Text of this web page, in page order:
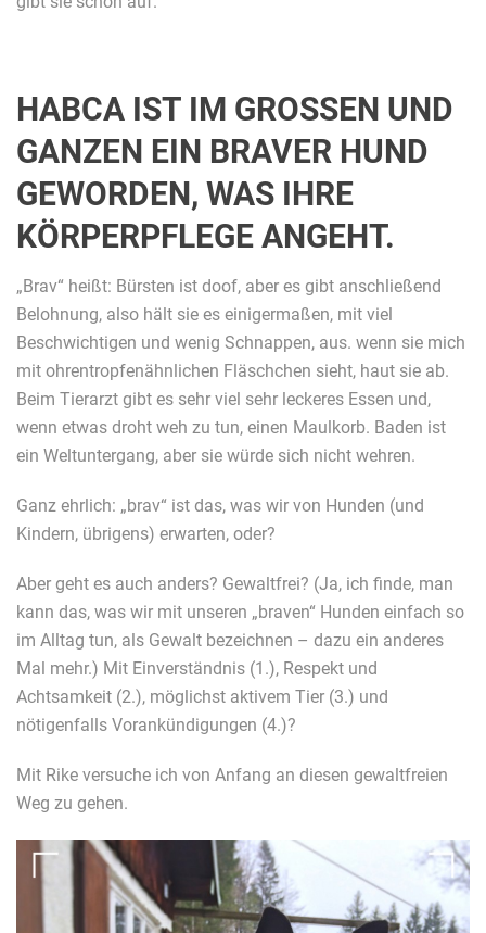
HABCA IST IM GROSSEN UND G
ANZEN EIN BRAVER HUND G
EWORDEN, WAS IHRE K
ÖRPERPFLEGE ANGEHT.
„Brav“ heißt: Bürsten ist doof, aber es gibt anschließend
Belohnung, also hält sie es einigermaßen, mit viel
Beschwichtigen und wenig Schnappen, aus. wenn sie mich
mit ohrentropfenähnlichen Fläschchen sieht, haut sie ab.
Beim Tierarzt gibt es sehr viel sehr leckeres Essen und,
wenn etwas droht weh zu tun, einen Maulkorb. Baden ist
ein Weltuntergang, aber sie würde sich nicht wehren.
Ganz ehrlich: „brav“ ist das, was wir von Hunden (und
Kindern, übrigens) erwarten, oder?
Aber geht es auch anders? Gewaltfrei? (Ja, ich finde, man
kann das, was wir mit unseren „braven“ Hunden einfach so
im Alltag tun, als Gewalt bezeichnen – dazu ein anderes
Mal mehr.) Mit Einverständnis (1.), Respekt und
Achtsamkeit (2.), möglichst aktivem Tier (3.) und
nötigenfalls Vorankündigungen (4.)?
Mit Rike versuche ich von Anfang an diesen gewaltfreien
Weg zu gehen.